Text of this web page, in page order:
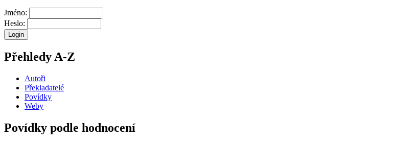
Jméno:
Heslo:
Přehledy A-Z
Autoři
Překladatelé
Povídky
Weby
Povídky podle hodnocení